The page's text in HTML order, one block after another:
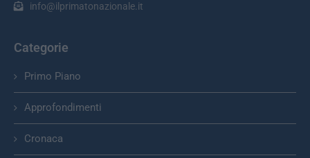
info@ilprimatonazionale.it
Categorie
Primo Piano
Approfondimenti
Cronaca